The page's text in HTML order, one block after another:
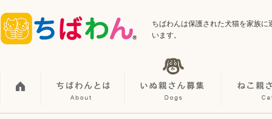
ちばわんは保護された犬猫を家族
います。